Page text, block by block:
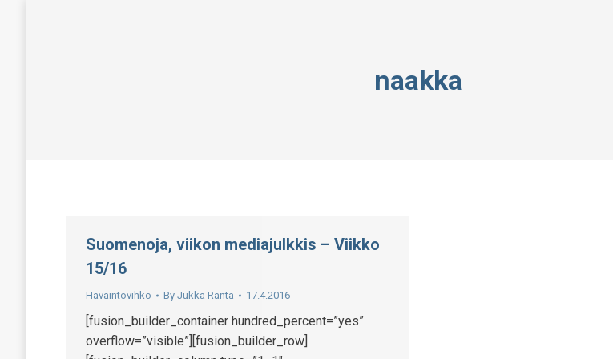
naakka
Suomenoja, viikon mediajulkkis – Viikko
15/16
Havaintovihko By Jukka Ranta 17.4.2016
[fusion_builder_container hundred_percent=”yes”
overflow=”visible”][fusion_builder_row]